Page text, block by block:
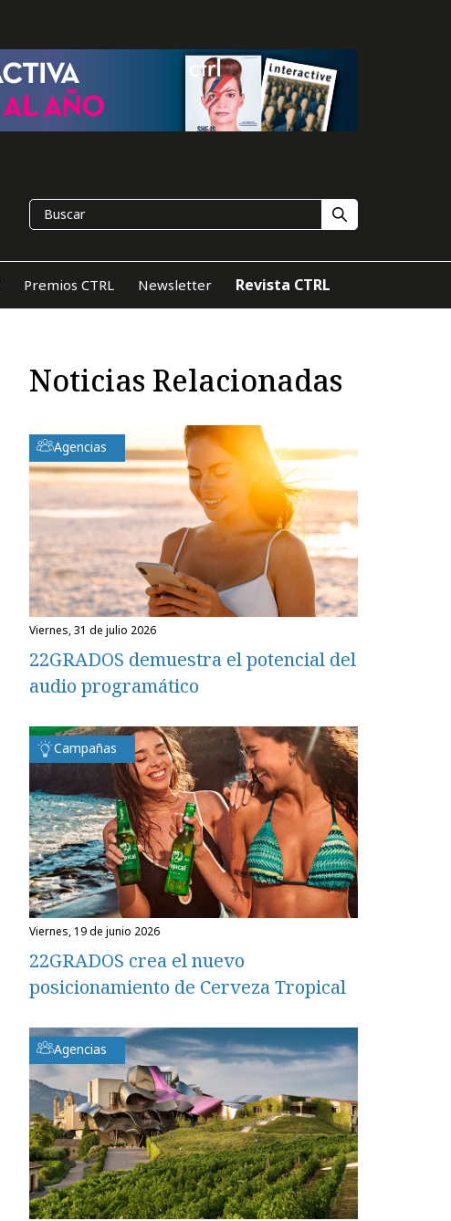
Premios CTRL Newsletter Revista CTRL
Noticias Relacionadas
Agencias
viernes, 31 de julio 2026
22GRADOS demuestra el potencial del
audio programático
Campañas
viernes, 19 de junio 2026
22GRADOS crea el nuevo
posicionamiento de Cerveza Tropical
Agencias